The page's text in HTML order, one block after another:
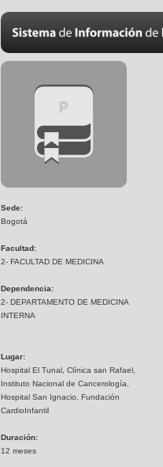
Sede:
Bogotá
Facultad:
2- FACULTAD DE MEDICINA
Dependencia:
2- DEPARTAMENTO DE MEDICINA
INTERNA
Lugar:
Hospital El Tunal, Clínica san Rafael,
Instituto Nacional de Cancerología,
Hospital San Ignacio, Fundación
CardioInfantil
Duración:
12 meses